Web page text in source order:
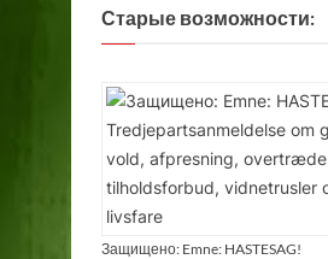
Старые возможности:
Защищено: Emne: HASTESAG!